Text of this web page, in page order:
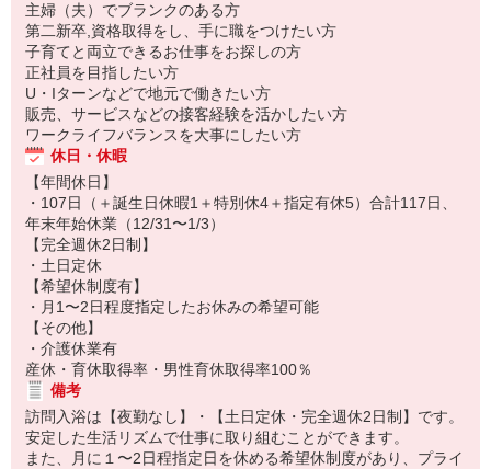
主婦（夫）でブランクのある方
第二新卒,資格取得をし、手に職をつけたい方
子育てと両立できるお仕事をお探しの方
正社員を目指したい方
U・Iターンなどで地元で働きたい方
販売、サービスなどの接客経験を活かしたい方
ワークライフバランスを大事にしたい方
休日・休暇
【年間休日】
・107日（＋誕生日休暇1＋特別休4＋指定有休5）合計117日、
年末年始休業（12/31〜1/3）
【完全週休2日制】
・土日定休
【希望休制度有】
・月1〜2日程度指定したお休みの希望可能
【その他】
・介護休業有
産休・育休取得率・男性育休取得率100％
備考
訪問入浴は【夜勤なし】・【土日定休・完全週休2日制】です。
安定した生活リズムで仕事に取り組むことができます。
また、月に１〜2日程指定日を休める希望休制度があり、プライ